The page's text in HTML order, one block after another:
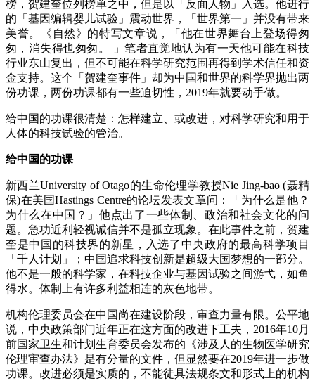
榜，贺建奎位列榜单之中，但是以「反面人物」入选。他进行
的「基因编辑婴儿试验」震动世界，「世界第一」并没有带来
美誉。《自然》的特写文章说，「他在世界舞台上登场得匆
匆，消失得也匆匆。 」笔者直觉地认为有一天他可能在科技
行业东山复出，但不可能在科学研究范围再得到学术信任和资
金支持。这个「贺建奎事件」却为中国和世界的科学界抛出两
份功课，两份功课都有一些迫切性，2019年就要动手做。
给中国的功课很清楚：怎样建立、或改进，对科学研究和用于
人体的科技试验的管治。
给中国的功课
新西兰University of Otago的生命伦理学教授Nie Jing-bao (聂精
保)在美国Hastings Centre的论坛发表文章问：「为什么是他？
为什么在中国？」他点出了一些体制、政治和社会文化的问
题。急功近利轻视诚信并不是孤立现象。在此事件之前，贺建
奎是中国的科技界的新星，入选了中央政府的最高科学项目
「千人计划」；中国追求科技创新是超级大国梦想的一部分。
他不是一般的科学家，在科技企业与基因试验之间游弋，如鱼
得水。体制上有许多利益相连的灰色地带。
机构伦理委员会在中国尚在建设阶段，审查力量有限。公平地
说，中央政策部门近年正在这方面的改进下工夫，2016年10月
前国家卫生和计划生育委员会发布的《涉及人的生物医学研究
伦理审查办法》是有分量的文件，但显然要在2019年进一步做
功课。改进必须是实质的，不能徒具法规条文和形式上的机构